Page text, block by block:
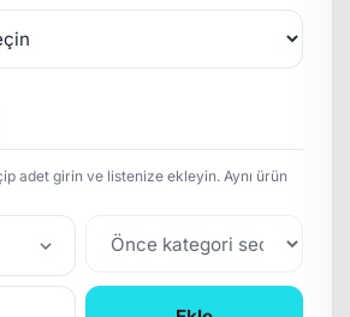
adet girin ve listenize ekleyin. Aynı ürün